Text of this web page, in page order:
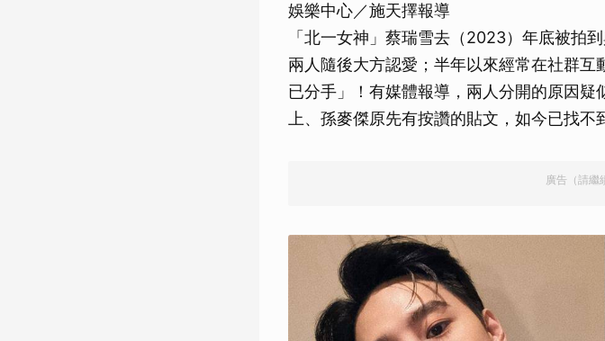
娛樂中心／施天擇報導
「北一女神」蔡瑞雪去（2023）年底被拍
兩人隨後大方認愛；半年以來經常在社群
已分手」！有媒體報導，兩人分開的原因
上、孫麥傑原先有按讚的貼文，如今已找
廣告（請繼